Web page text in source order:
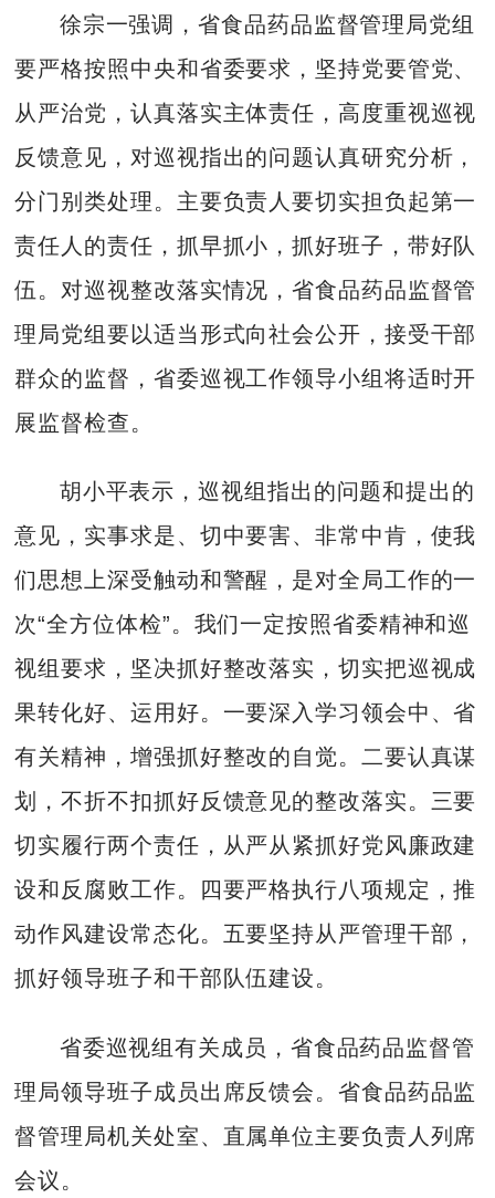
徐宗一强调，省食品药品监督管理局党组
要严格按照中央和省委要求，坚持党要管党、
从严治党，认真落实主体责任，高度重视巡视
反馈意见，对巡视指出的问题认真研究分析，
分门别类处理。主要负责人要切实担负起第一
责任人的责任，抓早抓小，抓好班子，带好队
伍。对巡视整改落实情况，省食品药品监督管
理局党组要以适当形式向社会公开，接受干部
群众的监督，省委巡视工作领导小组将适时开
展监督检查。
胡小平表示，巡视组指出的问题和提出的
意见，实事求是、切中要害、非常中肯，使我
们思想上深受触动和警醒，是对全局工作的一
次“全方位体检”。我们一定按照省委精神和巡
视组要求，坚决抓好整改落实，切实把巡视成
果转化好、运用好。一要深入学习领会中、省
有关精神，增强抓好整改的自觉。二要认真谋
划，不折不扣抓好反馈意见的整改落实。三要
切实履行两个责任，从严从紧抓好党风廉政建
设和反腐败工作。四要严格执行八项规定，推
动作风建设常态化。五要坚持从严管理干部，
抓好领导班子和干部队伍建设。
省委巡视组有关成员，省食品药品监督管
理局领导班子成员出席反馈会。省食品药品监
督管理局机关处室、直属单位主要负责人列席
会议。